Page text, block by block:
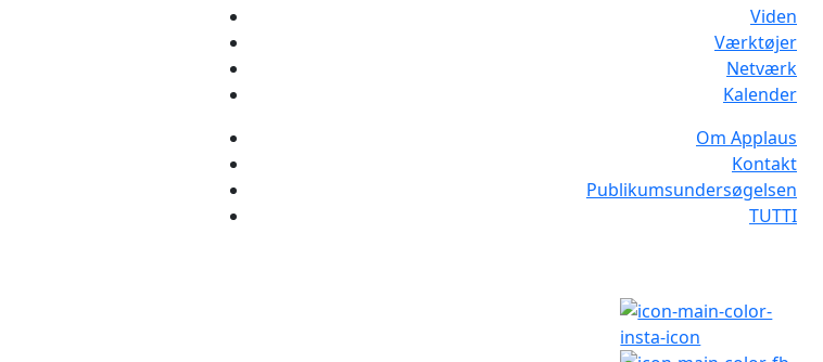
Viden
Værktøjer
Netværk
Kalender
Om Applaus
Kontakt
Publikumsundersøgelsen
TUTTI